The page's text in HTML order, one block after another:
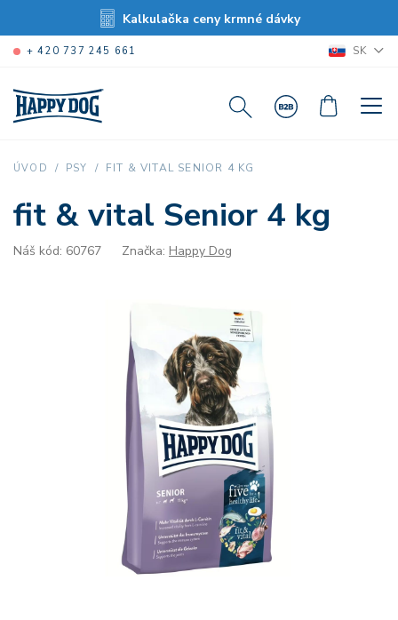
Kalkulačka ceny krmné dávky
+ 420 737 245 661 SK
ÚVOD PSY FIT & VITAL SENIOR 4 KG
fit & vital Senior 4 kg
Náš kód: 60767 Značka: Happy Dog